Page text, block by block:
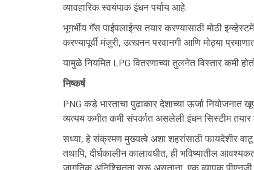
व्यावहारिक स्वयंपाक इंधन पर्याय आहे.
भूगर्भीय गॅस पाईपलाईन्स तयार करण्यासाठी मोठी
करण्यापूर्वी मंजुरी, उत्खनन परवानगी आणि मोठ्या
यामुळे नियमित LPG वितरणाच्या तुलनेत विस्तार कमी
निष्कर्ष
PNG कडे भारताचा पुढाकार देशाच्या ऊर्जा नियोजनात
व्यत्यय कमीत कमी संपर्कात असलेली इंधन सिस्टीम
सध्या, हे संक्रमण मुख्यत्वे अशा शहरांसाठी फायदेशीर
तथापि, दीर्घकालीन कालावधीत, ही भविष्यातील